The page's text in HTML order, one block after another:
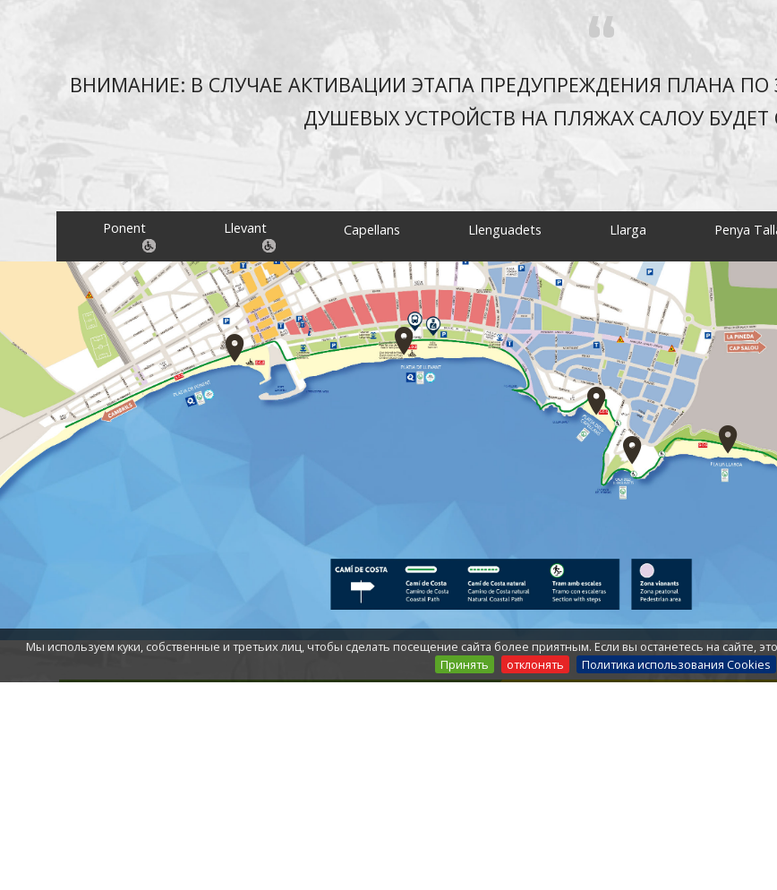
Мы используем куки, собственные и третьих лиц, чтобы сделать посещение сайта более приятным. Если вы останетесь на сайте,
Принять
отклонять Политика использования Cookies
“
ВНИМАНИЕ: В СЛУЧАЕ АКТИВАЦИИ ЭТАПА ПРЕДУПРЕЖДЕНИЯ ПЛАНА
ДУШЕВЫХ УСТРОЙСТВ НА ПЛЯЖАХ САЛОУ
Ponent Llevant Capellans Llenguadets Llarga Penya